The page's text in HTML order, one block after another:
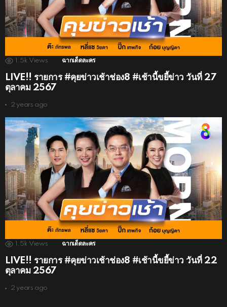
1.5k Views ฉากเด็ดละคร
LIVE!! รายการ #คุยข่าวเช้าช่อง8 #เช้านี้ขยี้ข่าว วันที่ 27
ตุลาคม 2567
2 years ago
1.5k Views ฉากเด็ดละคร
LIVE!! รายการ #คุยข่าวเช้าช่อง8 #เช้านี้ขยี้ข่าว วันที่ 22
ตุลาคม 2567
2 years ago